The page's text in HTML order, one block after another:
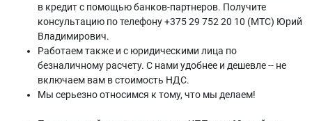
в кредит с помощью банков-партнеров. Получите
консультацию по телефону +375 29 752 20 10 (МТС) Юрий
Владимирович.
Работаем также и с юридическими лица по
безналичному расчету. С нами удобнее и дешевле -- не
включаем вам в стоимость НДС.
Мы серьезно относимся к тому, что мы делаем!